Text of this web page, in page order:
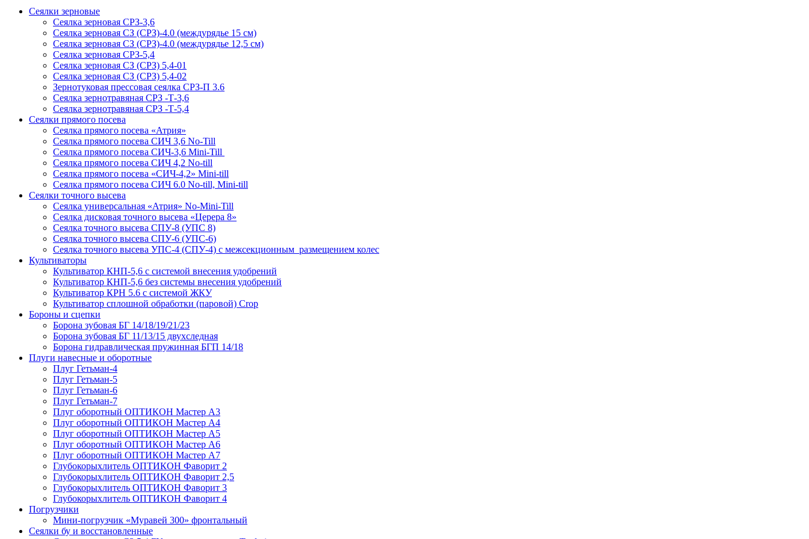
Сеялки зерновые
Сеялка зерновая СРЗ-3,6
Сеялка зерновая СЗ (СРЗ)-4.0 (междурядье 15 см)
Сеялка зерновая СЗ (СРЗ)-4.0 (междурядье 12,5 см)
Сеялка зерновая СРЗ-5,4
Сеялка зерновая СЗ (СРЗ) 5,4-01
Сеялка зерновая СЗ (СРЗ) 5,4-02
Зернотуковая прессовая сеялка СРЗ-П 3.6
Сеялка зернотравяная СРЗ -Т-3,6
Сеялка зернотравяная СРЗ -Т-5,4
Сеялки прямого посева
Сеялка прямого посева «Атрия»
Сеялка прямого посева СИЧ 3,6 No-Till
Сеялка прямого посева СИЧ-3,6 Mini-Till
Сеялка прямого посева СИЧ 4,2 No-till
Сеялка прямого посева «СИЧ-4,2» Mini-till
Сеялка прямого посева СИЧ 6.0 No-till, Mini-till
Сеялки точного высева
Сеялка универсальная «Атрия» No-Mini-Till
Сеялка дисковая точного высева «Церера 8»
Сеялка точного высева СПУ-8 (УПС 8)
Сеялка точного высева СПУ-6 (УПС-6)
Сеялка точного высева УПС-4 (СПУ-4) с межсекционным размещением колес
Культиваторы
Культиватор КНП-5,6 с системой внесения удобрений
Культиватор КНП-5,6 без системы внесения удобрений
Культиватор КРН 5.6 с системой ЖКУ
Культиватор сплошной обработки (паровой) Crop
Бороны и сцепки
Борона зубовая БГ 14/18/19/21/23
Борона зубовая БГ 11/13/15 двухследная
Борона гидравлическая пружинная БГП 14/18
Плуги навесные и оборотные
Плуг Гетьман-4
Плуг Гетьман-5
Плуг Гетьман-6
Плуг Гетьман-7
Плуг оборотный ОПТИКОН Мастер А3
Плуг оборотный ОПТИКОН Мастер А4
Плуг оборотный ОПТИКОН Мастер А5
Плуг оборотный ОПТИКОН Мастер А6
Плуг оборотный ОПТИКОН Мастер А7
Глубокорыхлитель ОПТИКОН Фаворит 2
Глубокорыхлитель ОПТИКОН Фаворит 2,5
Глубокорыхлитель ОПТИКОН Фаворит 3
Глубокорыхлитель ОПТИКОН Фаворит 4
Погрузчики
Мини-погрузчик «Муравей 300» фронтальный
Сеялки бу и восстановленные